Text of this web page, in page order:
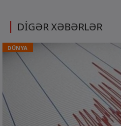
DİGƏR XƏBƏRLƏR
DÜNYA